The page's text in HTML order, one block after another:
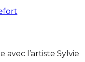
avec l’artiste Sylvie